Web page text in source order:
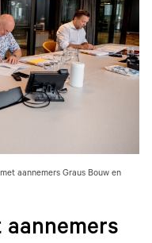
aannemers Graus Bouw en